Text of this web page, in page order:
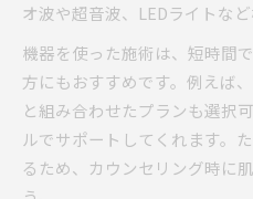
オ波や超音波、LEDライトな
機器を使った施術は、短時間
方にもおすすめです。例えば
と組み合わせたプランも選択
ルでサポートしてくれます。
るため、カウンセリング時に